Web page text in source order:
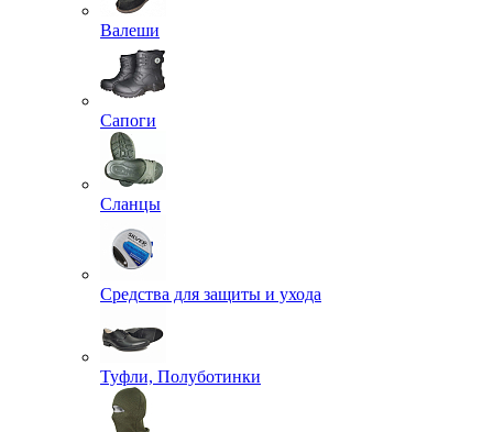
Валеши
Сапоги
Сланцы
Средства для защиты и ухода
Туфли, Полуботинки